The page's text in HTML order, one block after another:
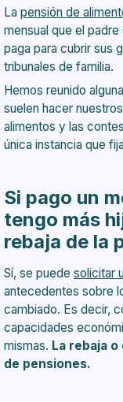
Si mi hijo se
de alimentos?
Si mi hijo
alimentos?
alimenticia?
Si ni el
¿ambos
¿Si el padre
Si debo
mis fondos
¿Cuál es el
alimentos?
Lapensión de
mensual que el
paga para cubrir sus
tribunales de familia.
Hemos reunido
suelen hacer
alimentos y las
única instancia que
Si pago un
tengo más
rebaja de la
Sí, se puedesolicitar
antecedentes sobre
cambiado. Es decir,
capacidades
mismas. La rebaja
de pensiones.